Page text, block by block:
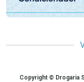
CopyrightCopyright © Drogaria